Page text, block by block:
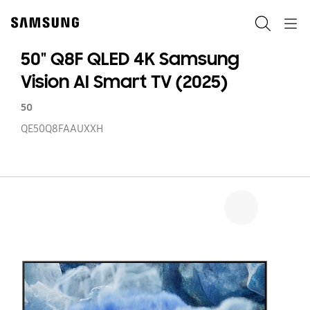
content
50" Q8F QLED 4K Samsung
Vision AI Smart TV (2025)
50
QE50Q8FAAUXXH